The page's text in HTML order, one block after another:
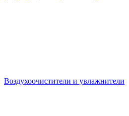
Воздухоочистители и увлажнители